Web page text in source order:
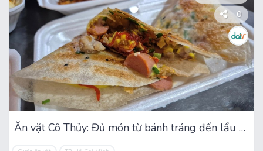
0
Ăn vặt Cô Thủy: Đủ món từ bánh tráng đến lẩu cá viên